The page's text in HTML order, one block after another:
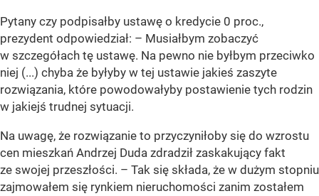
Pytany czy podpisałby ustawę o kredycie 0 proc.,
prezydent odpowiedział: – Musiałbym zobaczyć
w szczegółach tę ustawę. Na pewno nie byłbym przeciwko
niej (...) chyba że byłyby w tej ustawie jakieś zaszyte
rozwiązania, które powodowałyby postawienie tych rodzin
w jakiejś trudnej sytuacji.
Na uwagę, że rozwiązanie to przyczyniłoby się do wzrostu
cen mieszkań Andrzej Duda zdradził zaskakujący fakt
ze swojej przeszłości. – Tak się składa, że w dużym stopniu
zajmowałem się rynkiem nieruchomości zanim zostałem